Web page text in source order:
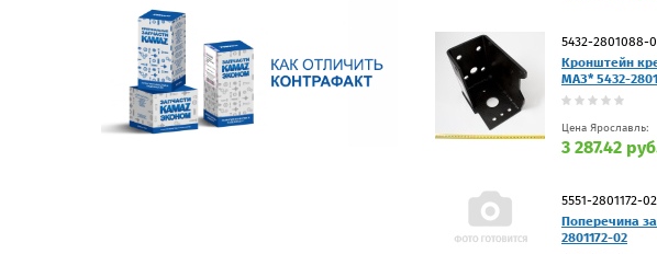
5432-2801088-
Кронштейн
МАЗ* 5432-
Цена Ярославль:
3 287.42
5551-2801172-02
Поперечина
2801172-02